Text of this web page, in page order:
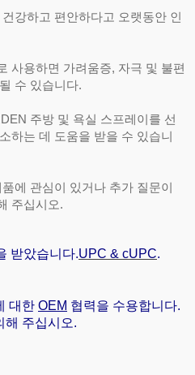
강하고 편안하다고 오랫동안 인
사용하면 가려움증, 자극 및 불편
수 있습니다.
주방 및 욕실 스프레이를 선
하는 데 도움을 받을 수 있습니
에 관심이 있거나 추가 질문이
주십시오.
받았습니다.UPC & cUPC.
대한 OEM 협력을 수용합니다.
해 주십시오.